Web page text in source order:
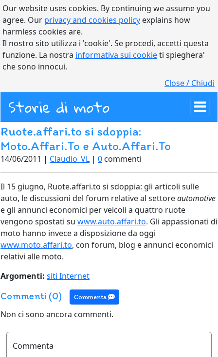
Our website uses cookies. By continuing we assume you
agree. Our privacy and cookies policy explains how
harmless cookies are.
Il nostro sito utilizza i 'cookie'. Se procedi, accetti questa
funzione. La nostra informativa sui cookieti spieghera'
che sono innocui.
Close / Chiudi
Storie di moto
Ruote.affari.to si sdoppia:
Moto.Affari.To e Auto.Affari.To
14/06/2011 | Claudio_VL | 0 commenti
Il 15 giugno, Ruote.affari.to si sdoppia: gli articoli sulle
auto, le discussioni del forum relative al settoreautomotive
e gli annunci economici per veicoli a quattro ruote
vengono spostati su www.auto.affari.to. Gli appassionati di
moto hanno invece a disposizione da oggi
www.moto.affari.to, con forum, blog e annunci economici
relativi alle moto.
Argomenti: siti Internet
Commenti (0) Commenta
Non ci sono ancora commenti.
Commenta